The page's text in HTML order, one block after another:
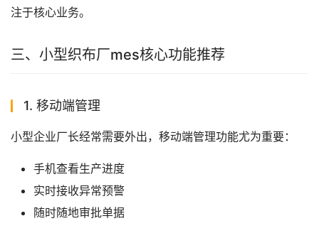
注于核心业务。
三、小型织布厂mes核心功能推荐
1. 移动端管理
小型企业厂长经常需要外出，移动端管理功能尤为重要：
手机查看生产进度
实时接收异常预警
随时随地审批单据